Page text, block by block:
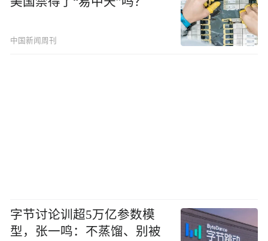
中国新闻周刊
字节讨论训超5万亿参数模
型，张一鸣：不蒸馏、别被